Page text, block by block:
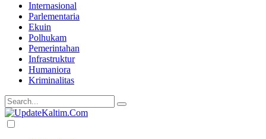
Internasional
Parlementaria
Ekuin
Polhukam
Pemerintahan
Infrastruktur
Humaniora
Kriminalitas